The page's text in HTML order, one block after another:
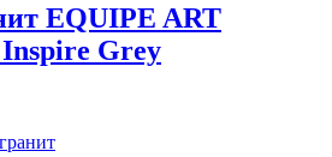
EQUIPE ART
Grey